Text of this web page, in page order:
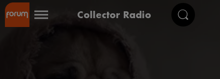
Collector Radio